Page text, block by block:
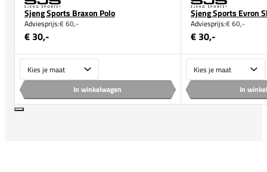
Sjeng Sports Braxon Polo
Adviesprijs:€ 60,-
€ 30,-
In winkelwagen
Sjeng Sports Evron
Adviesprijs:€ 60,-
€ 30,-
In